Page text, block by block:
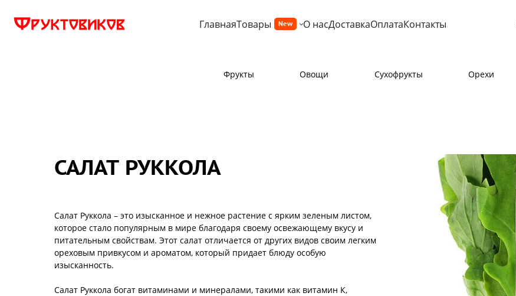
ГлавнаяТовары New О насДоставкаОплатаКонтакты
Фрукты Овощи Сухофрукты Орехи
САЛАТ РУККОЛА
Салат Руккола – это изысканное и нежное растение с ярким зеленым листом,
которое стало популярным в мире благодаря своему освежающему вкусу и
питательным свойствам. Этот салат отличается от других видов своим легким
ореховым привкусом и ароматом, который придает блюду особую
изысканность.
Салат Руккола богат витаминами и минералами, такими как витамин К,